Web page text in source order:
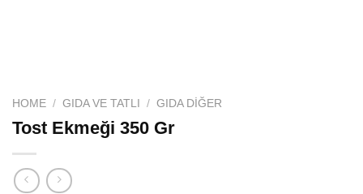
HOME / GIDA VE TATLI / GIDA DIĞER
Tost Ekmeği 350 Gr